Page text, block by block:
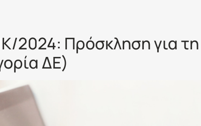
2024: Πρόσκληση για τη
ΔΕ)